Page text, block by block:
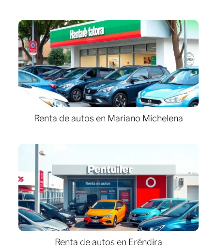
Renta de autos en Mariano Michelena
Renta de autos en Eréndira